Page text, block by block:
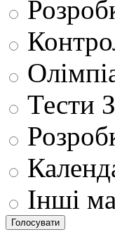
Тести
Інші